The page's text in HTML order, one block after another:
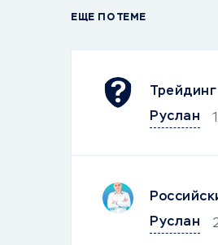
ЕЩЕ ПО ТЕМЕ
Руслан
Руслан